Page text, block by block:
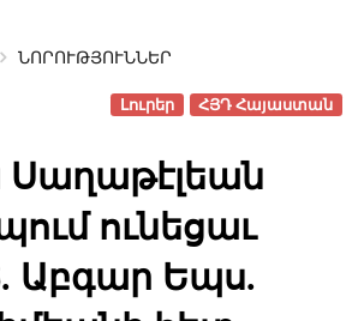
ՆՈՐՈՒԹՅՈՒՆՆԵՐ
ՀՅԴ Հայաստան
Լուրեր
Սաղաթէլեան
ունեցաւ
Աբգար Եպս.